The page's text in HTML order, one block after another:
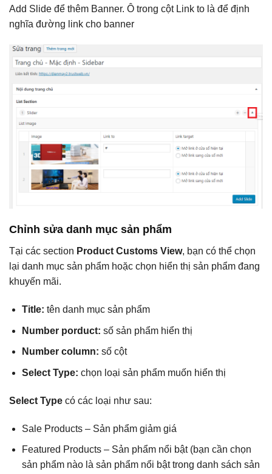
Add Slide để thêm Banner. Ô trong cột Link to là để định
nghĩa đường link cho banner
Chỉnh sửa danh mục sản phẩm
Tại các section Product Customs View, bạn có thể chọn
lại danh mục sản phẩm hoặc chọn hiển thị sản phẩm đang
khuyến mãi.
Title: tên danh mục sản phẩm
Number porduct: số sản phẩm hiển thị
Number column: số cột
Select Type: chọn loại sản phẩm muốn hiển thị
Select Type có các loại như sau:
Sale Products – Sản phẩm giảm giá
Featured Products – Sản phẩm nổi bật (bạn cần chọn
sản phẩm nào là sản phẩm nổi bật trong danh sách sản